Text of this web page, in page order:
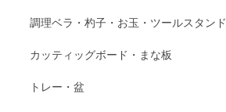
調理ベラ・杓子・お玉・ツールスタンド
カッティッグボード・まな板
トレー・盆